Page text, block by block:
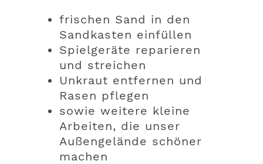
frischen Sand in den
Sandkasten einfüllen
Spielgeräte reparieren
und streichen
Unkraut entfernen und
Rasen pflegen
sowie weitere kleine
Arbeiten, die unser
Außengelände schöner
machen